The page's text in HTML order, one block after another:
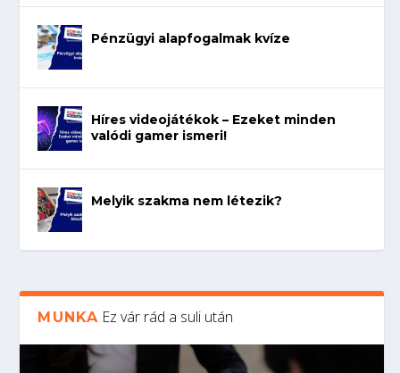
Pénzügyi alapfogalmak kvíze
Híres videojátékok – Ezeket minden
valódi gamer ismeri!
Melyik szakma nem létezik?
MUNKA Ez vár rád a suli után